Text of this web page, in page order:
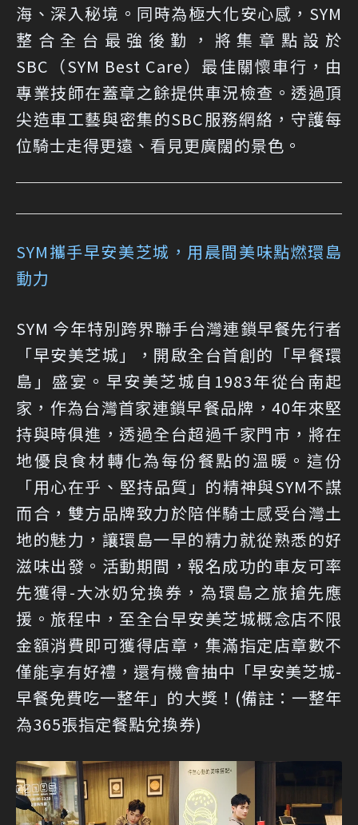
海、深入秘境。同時為極大化安心感，SYM
整合全台最強後勤，將集章點設於
SBC（SYM Best Care）最佳關懷車行，由
專業技師在蓋章之餘提供車況檢查。透過頂
尖造車工藝與密集的SBC服務網絡，守護每
位騎士走得更遠、看見更廣闊的景色。
SYM攜手早安美芝城，用晨間美味點燃環島
動力
SYM 今年特別跨界聯手台灣連鎖早餐先行者
「早安美芝城」，開啟全台首創的「早餐環
島」盛宴。早安美芝城自1983年從台南起
家，作為台灣首家連鎖早餐品牌，40年來堅
持與時俱進，透過全台超過千家門市，將在
地優良食材轉化為每份餐點的溫暖。這份
「用心在乎、堅持品質」的精神與SYM不謀
而合，雙方品牌致力於陪伴騎士感受台灣土
地的魅力，讓環島一早的精力就從熟悉的好
滋味出發。活動期間，報名成功的車友可率
先獲得-大冰奶兌換券，為環島之旅搶先應
援。旅程中，至全台早安美芝城概念店不限
金額消費即可獲得店章，集滿指定店章數不
僅能享有好禮，還有機會抽中「早安美芝城-
早餐免費吃一整年」的大獎！(備註：一整年
為365張指定餐點兌換券)